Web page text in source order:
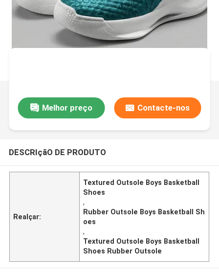
Melhor preço Contacte-nos
DESCRIçãO DE PRODUTO
Realçar:
Textured Outsole Boys Basketball
Shoes
,
Rubber Outsole Boys Basketball Sh
oes
,
Textured Outsole Boys Basketball
Shoes Rubber Outsole